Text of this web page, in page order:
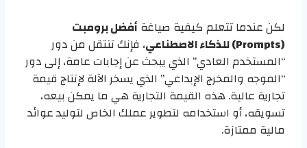
لكن عندما تتعلم كيفية صياغةأفضل برومبت
(Prompts) للذكاء الاصطناعي
، فإنك تنتقل من دور
“المستخدم العادي” الذي يبحث عن إجابات عامة، إلى دور
“الموجه والمخرج الإبداعي” الذي يسخر الآلة لإنتاج قيمة
تجارية عالية. هذه القيمة التجارية هي ما يمكن بيعه،
تسويقه، أو استخدامه لتطوير عملك الخاص لتوليد عوائد
مالية ممتازة.